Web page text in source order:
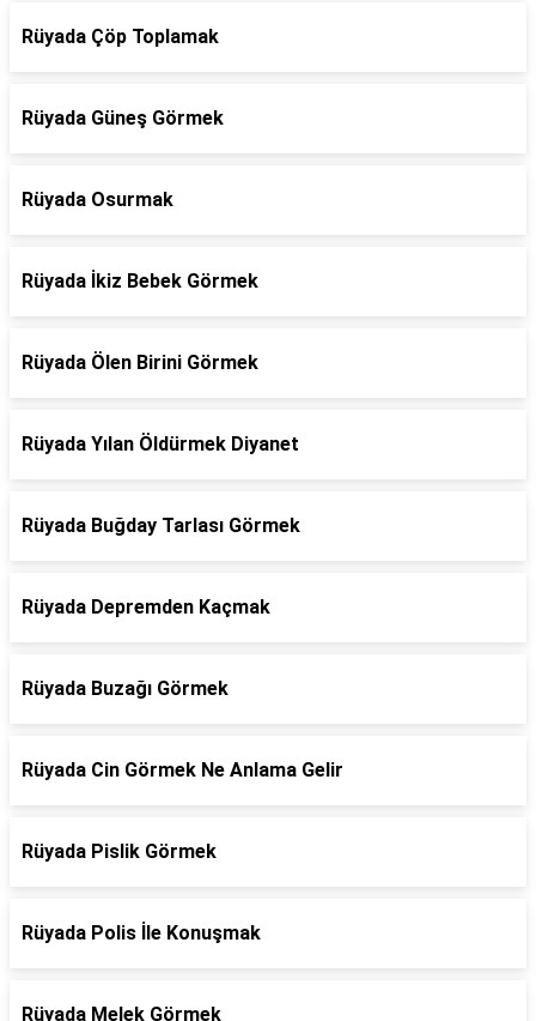
Rüyada Çöp Toplamak
Rüyada Güneş Görmek
Rüyada Osurmak
Rüyada İkiz Bebek Görmek
Rüyada Ölen Birini Görmek
Rüyada Yılan Öldürmek Diyanet
Rüyada Buğday Tarlası Görmek
Rüyada Depremden Kaçmak
Rüyada Buzağı Görmek
Rüyada Cin Görmek Ne Anlama Gelir
Rüyada Pislik Görmek
Rüyada Polis İle Konuşmak
Rüyada Melek Görmek